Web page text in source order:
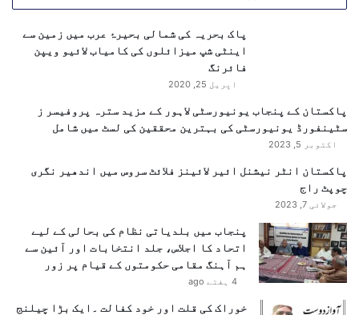
پاک بحریہ کی شمالی بحیرۂ عرب میں زمین سے
اینٹی شپ میزائلوں کی کامیاب لائیو ویپن
فائرنگ
اپریل 25, 2020
پاکستان کے پنجاب یونیورسٹی لاہور کے مزید سترہ پروفیسر ز
سٹینفورڈ یونیورسٹی کی بہترین محققین کی لسٹ میں شامل
اکتوبر 5, 2023
پاکستان انٹر نیشنل ائیر لائینز فلائٹ سروس میں اندھیر نگری
چوپٹ راج
جولائی 7, 2023
پنجاب میں بلدیاتی نظام کی بحالی کے لیے
اتحاد کا اجلاس، جلد انتخابات اور آئین سے
ہم آہنگ مقامی حکومتوں کے قیام پر زور
4 ہفتے ago
خوراک کی قلت اور خود کفالت ۔ایک بڑا چیلنج